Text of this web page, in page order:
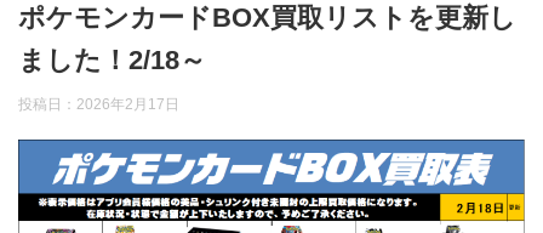
ポケモンカードBOX買取リストを更新し
ました！2/18～
投稿日： 2026年2月17日